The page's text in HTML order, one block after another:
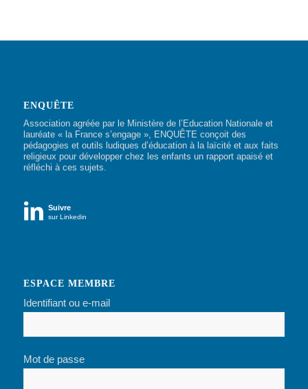
ENQUÊTE
Association agréée par le Ministère de l’Education Nationale et
lauréate « la France s’engage », ENQUÊTE conçoit des
pédagogies et outils ludiques d’éducation à la laïcité et aux faits
religieux pour développer chez les enfants un rapport apaisé et
réfléchi à ces sujets.
 Suivre
sur Linkedin
ESPACE MEMBRE
Identifiant ou e-mail
Mot de passe